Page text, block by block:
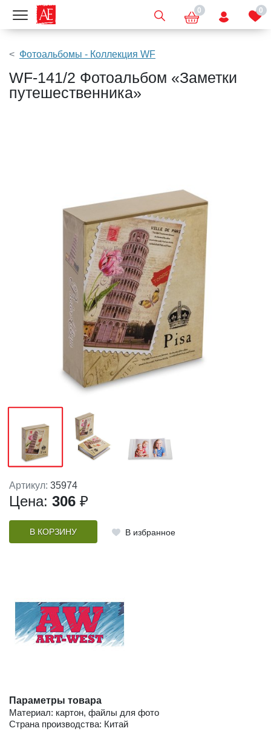
Показать меню 0 0
Фотоальбомы - Коллекция WF
WF-141/2 Фотоальбом «Заметки
путешественника»
Артикул: 35974
Цена: 306 ₽
В КОРЗИНУ В избранное
Параметры товара
Материал: картон, файлы для фото
Страна производства: Китай